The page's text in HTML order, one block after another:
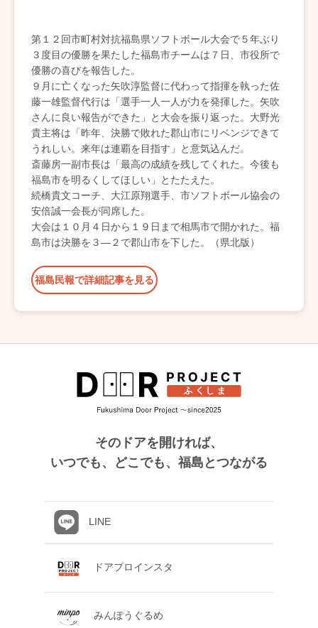
第１２回市町村対抗福島県ソフトボール大会で５年ぶり
３度目の優勝を果たした福島市チームは７日、市役所で
優勝の喜びを報告した。
９月に亡くなった矢吹淳監督に代わって指揮を執った佐
藤一雄監督代行は「選手一人一人が力を発揮した。矢吹
さんに良い報告ができた」と大会を振り返った。大野光
貴主将は「昨年、決勝で敗れた郡山市にリベンジできて
うれしい。来年は連覇を目指す」と意気込んだ。
斎藤房一副市長は「最高の成績を残してくれた。今後も
福島市を明るくしてほしい」とたたえた。
続橋貴文コーチ、大江原翔選手、市ソフトボール協会の
安倍誠一会長が同席した。
大会は１０月４日から１９日まで相馬市で開かれた。福
島市は決勝を３―２で郡山市を下した。（県北版）
福島民報で詳細記事を見る
そのドアを開ければ、
いつでも、どこでも、福島とつながる
LINE
ドアプロインスタ
みんぽうぐるめ